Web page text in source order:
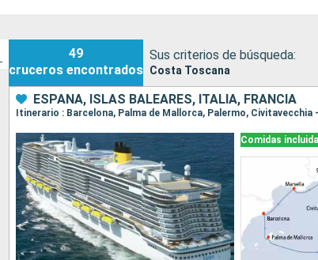
49
cruceros encontrados
Sus criterios de búsqueda:
Costa Toscana
ESPAÑA, ISLAS BALEARES, ITALIA, FRANCIA
Itinerario : Barcelona, Palma de Mallorca, Palermo, Civitavecchia
Comidas